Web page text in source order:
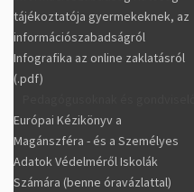
tájékoztatója gyermekeknek, az
információszabadságról
Infografika az online zaklatásról
(.pdf)
Európai Kézikönyv a
Magánszféra - és a Személyes
Adatok Védelméről Iskolák
Számára (benne óravázlattal)